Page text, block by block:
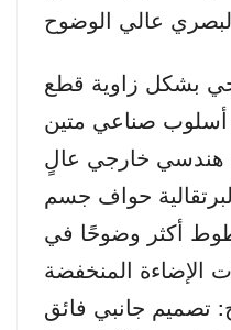
بشكل زاوية قطع
أسلوب صناعي متين
حواف جسم
أكثر وضوحًا في
جانبي فائق